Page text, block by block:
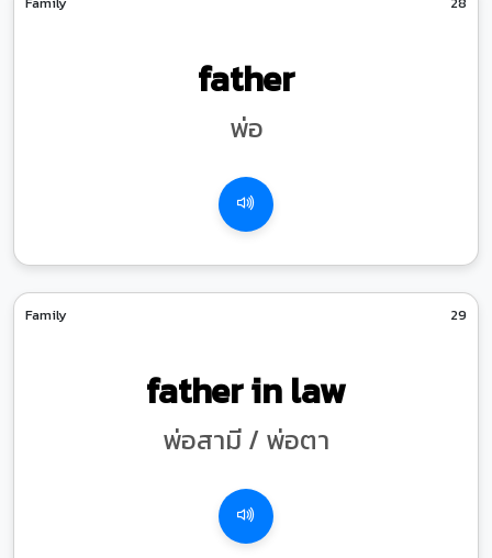
father
พ่อ
Family 29
father in law
พ่อสามี / พ่อตา